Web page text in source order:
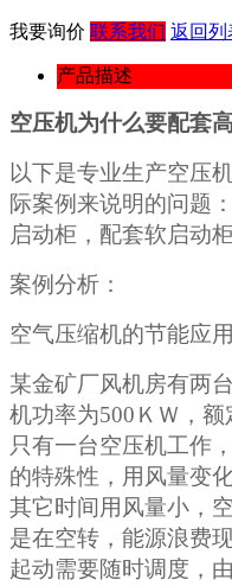
我要询价 联系我们 返回列
产品描述
空压机为什么要配套
以下是专业生产空压
际案例来说明的问题
启动柜，配套软启动
案例分析：
空气压缩机的节能应用
某金矿厂风机房有两台
机功率为500ＫＷ，
只有一台空压机工作
的特殊性，用风量变
其它时间用风量小，
是在空转，能源浪费
起动需要随时调度，